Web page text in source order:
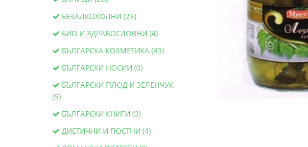
БЕЗАЛКОХОЛНИ (23)
БИО И ЗДРАВОСЛОВНИ (4)
БЪЛГАРСКА КОЗМЕТИКА (43)
БЪЛГАРСКИ НОСИИ (0)
БЪЛГАРСКИ ПЛОД И ЗЕЛЕНЧУК
(5)
БЪЛГАРСКИ КНИГИ (0)
ДИЕТИЧНИ И ПОСТНИ (4)